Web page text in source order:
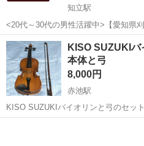
知立駅
<20代～30代の男性活躍中>【愛知県
制／月収36.2万円以上可能！／ngy143-99 仕事概要 仕事概要 困
／トラブル時のサポートも万全 ー・
曜 入社...
愛知 刈谷市
KISO SUZUKIバイオ
本体と弓
8,000円
赤池駅
KISO SUZUKIバイオリンと弓のセットです。 - モデル:
弓 - サイズ: 1/10 バイオリン本体と弓のみの出品です。 ケースはござ